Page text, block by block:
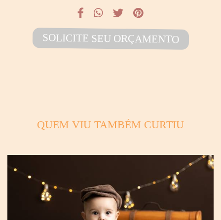
SOLICITE SEU ORÇAMENTO
QUEM VIU TAMBÉM CURTIU